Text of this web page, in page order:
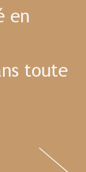
en
toute